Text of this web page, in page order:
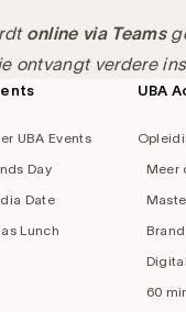
online via Teams
ontvangt verdere
UBA Events
Day
Date
Lunch
UBA
Meer
60